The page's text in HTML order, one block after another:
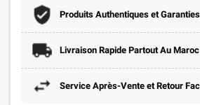
Produits Authentiques et Garanties
Livraison Rapide Partout Au Maroc
Service Après-Vente et Retour